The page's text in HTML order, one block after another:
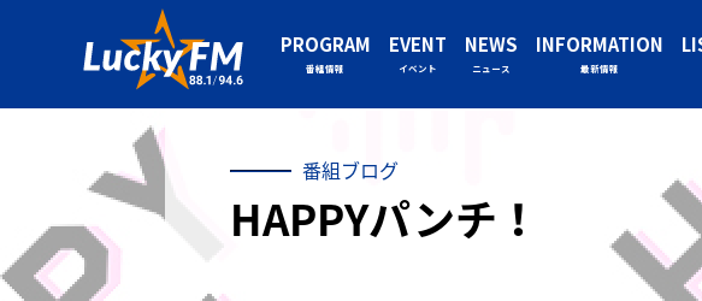
PROGRAM
番組情報
EVENT
イベント
NEWS
ニュース
INFORMATION
最新情報
番組ブログ
HAPPYパンチ！